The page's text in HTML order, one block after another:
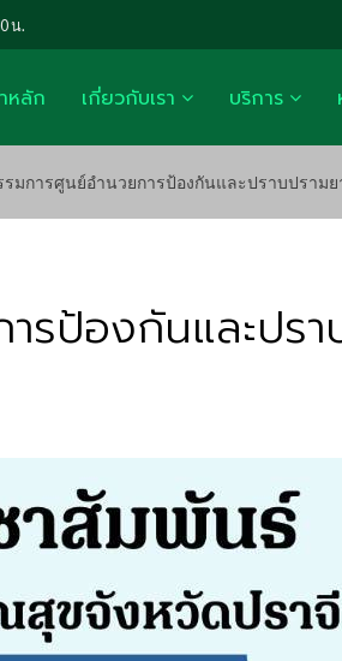
น.
หลัก เกี่ยวกับเรา บริการ
มการศูนย์อำนวยการป้องกันและปราบปรามย
รป้องกันและปร